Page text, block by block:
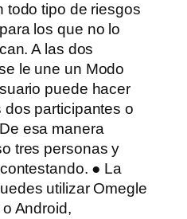
todo tipo de riesgos
los que no lo
A las dos
le une un Modo
puede hacer
participantes o
esa manera
tres personas y
● La
utilizar Omegle
Android,